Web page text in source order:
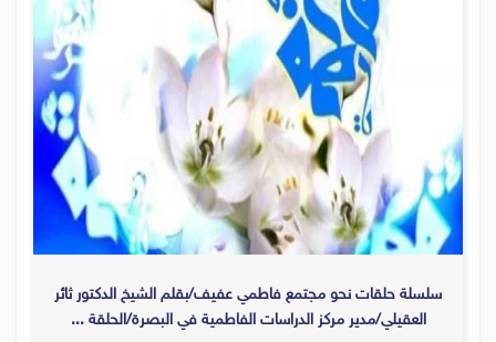
سلسلة حلقات نحو مجتمع فاطمي عفيف/بقلم الشيخ الدكتور ثائر
العقيلي/مدير مركز الدراسات الفاطمية في البصرة/الحلقة ...